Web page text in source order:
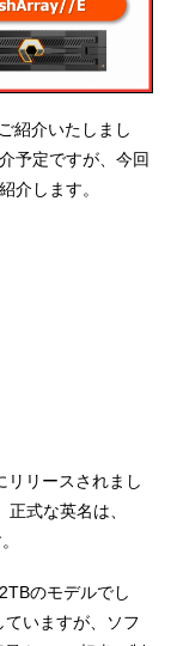
紹介いたしまし
予定ですが、今回
介します。
リリースされまし
式な英名は、
のモデルでし
いますが、ソフ